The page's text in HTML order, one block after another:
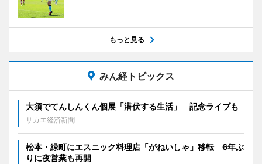
もっと見る
みん経トピックス
大須でてんしんくん個展「潜伏する生活」 記念ライブも
サカエ経済新聞
松本・緑町にエスニック料理店「がねいしゃ」移転 6年ぶ
りに夜営業も再開